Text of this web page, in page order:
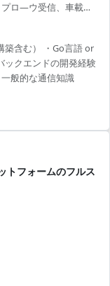
ロ―ウ受信、車載と
築含む） ・Go言語 or
ックエンドの開発経験
般的な通信知識
トフォームのフルス